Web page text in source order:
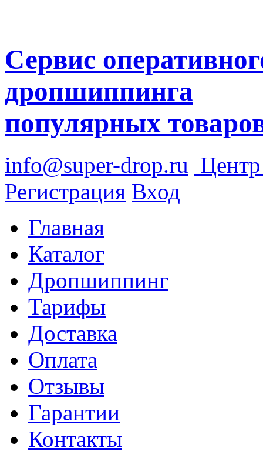
Сервис
дропшиппинга
популярных
info@super-drop.ru
Регистрация Вход
Главная
Каталог
Дропшиппинг
Тарифы
Доставка
Оплата
Отзывы
Гарантии
Контакты